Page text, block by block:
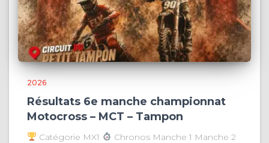
2026
Résultats 6e manche championnat
Motocross – MCT – Tampon
Catégorie MX1
Chronos Manche 1 Manche 2